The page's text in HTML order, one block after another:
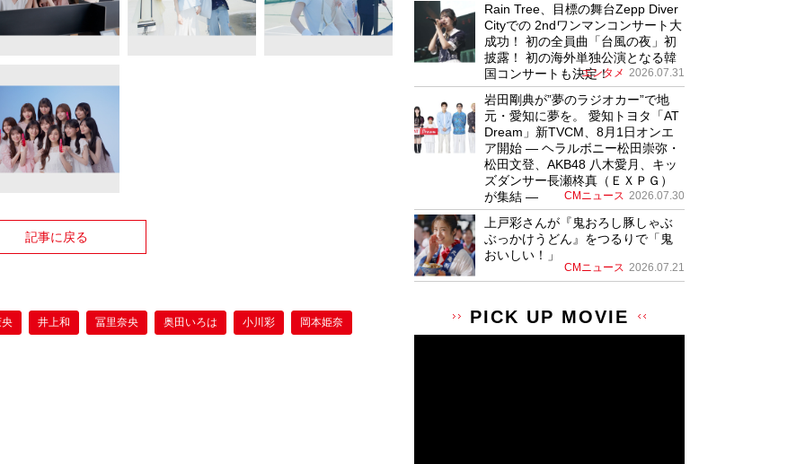
記事に戻る
井上和 冨里奈央 奥田いろは 小川彩 岡本姫奈
Rain Tree、目標の舞台Zepp Diver
Cityでの 2ndワンマンコンサート大
成功！ 初の全員曲「台風の夜」初
披露！ 初の海外単独公演となる韓
国コンサートも決定！
エンタメ 2026.07.31
岩田剛典が”夢のラジオカー”で地
元・愛知に夢を。 愛知トヨタ「AT
Dream」新TVCM、8月1日オンエ
ア開始 ― ヘラルボニー松田崇弥・
松田文登、AKB48 八木愛月、キッ
ズダンサー長瀬柊真（ＥＸＰＧ）
が集結 ―
CMニュース 2026.07.30
上戸彩さんが『鬼おろし豚しゃぶ
ぶっかけうどん』をつるりで「鬼
おいしい！」
CMニュース 2026.07.21
PICK UP MOVIE